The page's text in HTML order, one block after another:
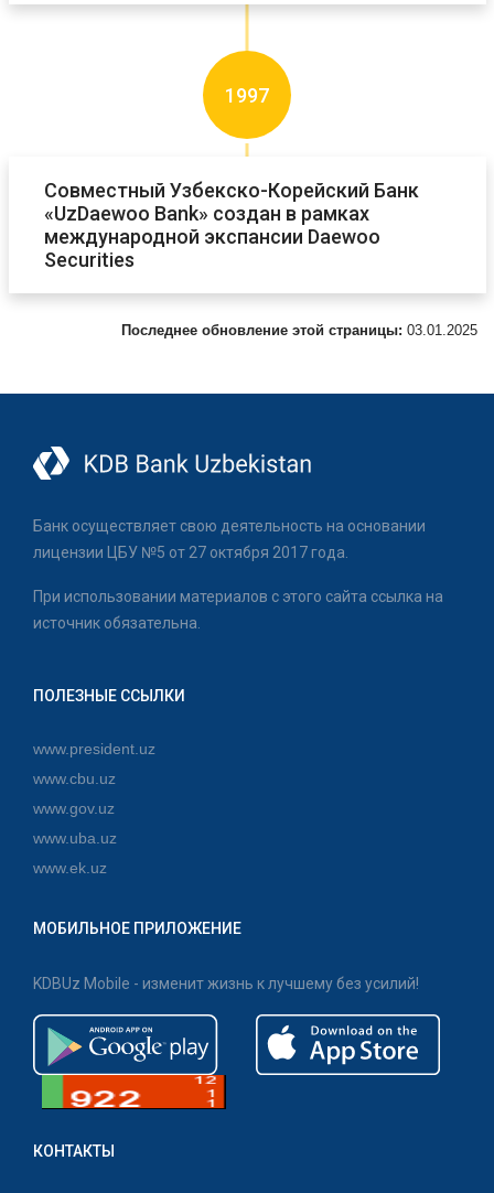
Совместный Узбекско-Корейский Банк
«UzDaewoo Bank» создан в рамках
международной экспансии Daewoo
Securities
1997
Последнее обновление этой страницы: 03.01.2025
Банк осуществляет свою деятельность на основании
лицензии ЦБУ №5 от 27 октября 2017 года.
При использовании материалов с этого сайта ссылка на
источник обязательна.
ПОЛЕЗНЫЕ ССЫЛКИ
www.president.uz
www.cbu.uz
www.gov.uz
www.uba.uz
www.ek.uz
МОБИЛЬНОЕ ПРИЛОЖЕНИЕ
KDBUz Mobile - изменит жизнь к лучшему без усилий!
КОНТАКТЫ